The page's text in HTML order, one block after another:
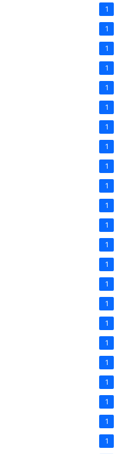
1
1
1
1
1
1
1
1
1
1
1
1
1
1
1
1
1
1
1
1
1
1
1